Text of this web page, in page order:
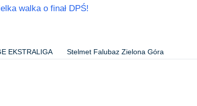
walka o finał DPŚ!
EKSTRALIGA Stelmet Falubaz Zielona Góra